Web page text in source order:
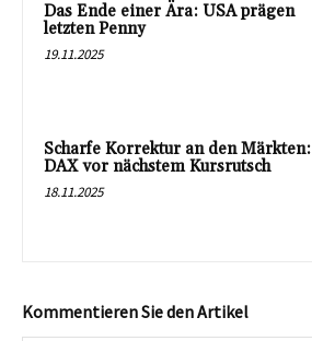
Das Ende einer Ära: USA prägen
letzten Penny
19.11.2025
Scharfe Korrektur an den Märkten:
DAX vor nächstem Kursrutsch
18.11.2025
Kommentieren Sie den Artikel